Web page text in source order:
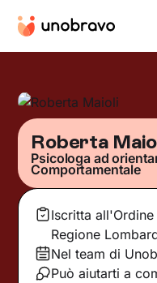
Roberta
Psicologa ad
Comportamentale
Iscritta
Regione
Nel team di
Può aiutarti a